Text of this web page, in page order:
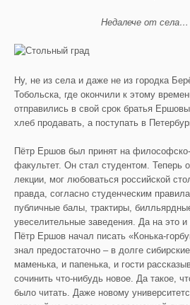
Недалече от села…
Ну, не из села и даже не из городка
Тобольска, где окончили к этому
отправились в свой срок братья
хлеб продавать, а поступать в
Пётр Ершов был принят на
факультет. Он стал студентом. Теперь
лекции, мог любоваться российской
правда, согласно студенческим
публичные балы, трактиры,
увеселительные заведения. Да на это
Пётр Ершов начал писать «Конька-
знал предостаточно – в долге
маменька, и папенька, и гости
сочинить что-нибудь новое. Да такое,
было читать. Даже новому